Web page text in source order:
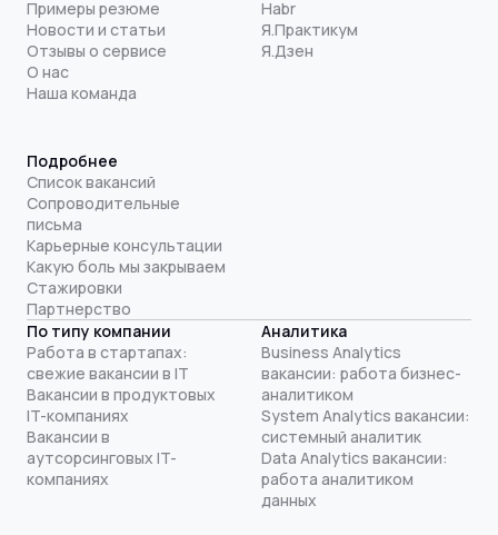
Примеры резюме
Новости и статьи
Отзывы о сервисе
О нас
Наша команда
Habr
Я.Практикум
Я.Дзен
Подробнее
Список вакансий
Сопроводительные
письма
Карьерные консультации
Какую боль мы закрываем
Стажировки
Партнерство
По типу компании
Работа в стартапах:
свежие вакансии в IT
Вакансии в продуктовых
IT-компаниях
Вакансии в
аутсорсинговых IT-
компаниях
Аналитика
Business Analytics
вакансии: работа бизнес-
аналитиком
System Analytics вакансии:
системный аналитик
Data Analytics вакансии:
работа аналитиком
данных